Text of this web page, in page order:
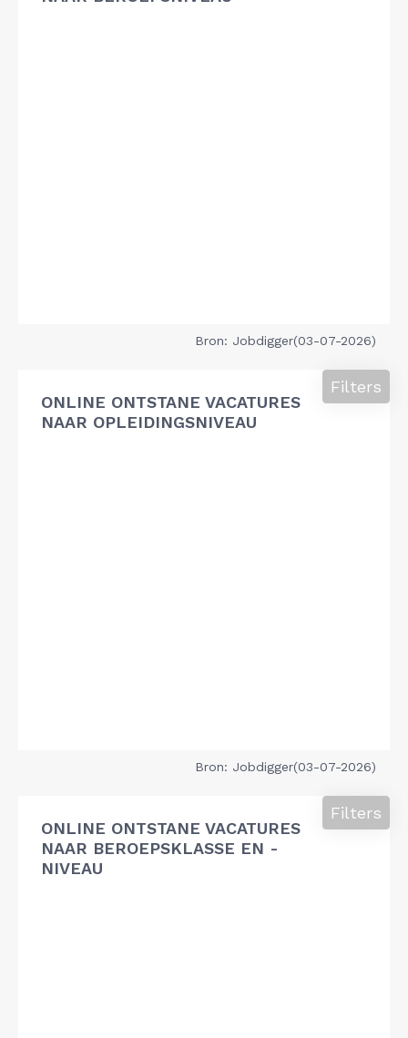
Bron: Jobdigger(03-07-2026)
ONLINE ONTSTANE VACATURES
NAAR OPLEIDINGSNIVEAU
Filters
Bron: Jobdigger(03-07-2026)
ONLINE ONTSTANE VACATURES
NAAR BEROEPSKLASSE EN -
NIVEAU
Filters